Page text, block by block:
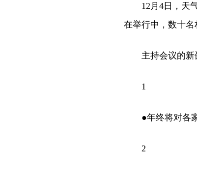
12月4日，天气
在举行中，数十名
主持会议的新邵
1
●年终将对各家
2